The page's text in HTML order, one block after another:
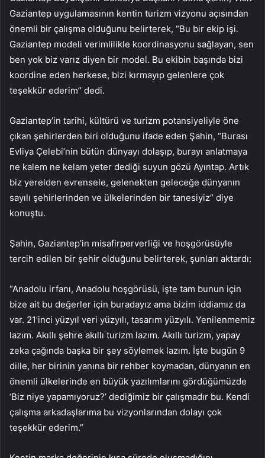
Gaziantep uygulamasının kentin turizm vizyonu açısından
önemli bir çalışma olduğunu belirterek, “Bu bir ekip işi.
Gaziantep modeli verimlilikle koordinasyonu sağlayan, sen
ben yok biz varız diyen bir model. Bu ekibin başında bizi
koordine eden herkese, bizi kırmayıp gelenlere çok
teşekkür ederim” dedi.
Gaziantep’in tarihi, kültürü ve turizm potansiyeliyle öne
çıkan şehirlerden biri olduğunu ifade eden Şahin, “Burası
Evliya Çelebi’nin bütün dünyayı dolaşıp, burayı anlatmaya
ne kalem ne kelam yeter dediği suyun gözü Ayıntap. Artık
biz yerelden evrensele, gelenekten geleceğe dünyanın
sayılı şehirlerinden ve ülkelerinden bir tanesiyiz” diye
konuştu.
Şahin, Gaziantep’in misafirperverliği ve hoşgörüsüyle
tercih edilen bir şehir olduğunu belirterek, şunları aktardı:
“Anadolu irfanı, Anadolu hoşgörüsü, işte tam bunun için
bize ait bu değerler için buradayız ama bizim iddiamız da
var. 21’inci yüzyıl veri yüzyılı, tasarım yüzyılı. Yenilenmemiz
lazım. Akıllı şehre akıllı turizm lazım. Akıllı turizm, yapay
zeka çağında başka bir şey söylemek lazım. İşte bugün 9
dille, her birinin yanına bir rehber koymadan, dünyanın en
önemli ülkelerinde en büyük yazılımlarını gördüğümüzde
‘Biz niye yapamıyoruz?’ dediğimiz bir çalışmadır bu. Kendi
çalışma arkadaşlarıma bu vizyonlarından dolayı çok
teşekkür ederim.”